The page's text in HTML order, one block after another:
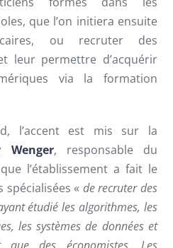
que l’on initiera ensuite
ou recruter des
leur permettre d’acquérir
via la formation
l’accent est mis sur la
Wenger, responsable du
l’établissement a fait le
« de recruter des
étudié les algorithmes, les
les systèmes de données et